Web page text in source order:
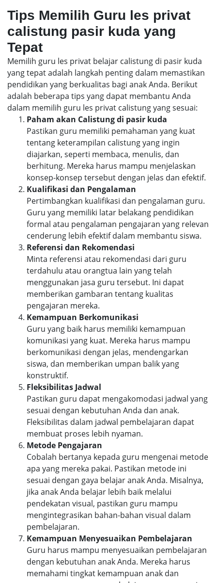
Tips Memilih Guru les privat
calistung pasir kuda yang
Tepat
Memilih guru les privat belajar calistung di pasir kuda
yang tepat adalah langkah penting dalam memastikan
pendidikan yang berkualitas bagi anak Anda. Berikut
adalah beberapa tips yang dapat membantu Anda
dalam memilih guru les privat calistung yang sesuai:
Paham akan Calistung di pasir kuda
Pastikan guru memiliki pemahaman yang kuat
tentang keterampilan calistung yang ingin
diajarkan, seperti membaca, menulis, dan
berhitung. Mereka harus mampu menjelaskan
konsep-konsep tersebut dengan jelas dan efektif.
Kualifikasi dan Pengalaman
Pertimbangkan kualifikasi dan pengalaman guru.
Guru yang memiliki latar belakang pendidikan
formal atau pengalaman pengajaran yang relevan
cenderung lebih efektif dalam membantu siswa.
Referensi dan Rekomendasi
Minta referensi atau rekomendasi dari guru
terdahulu atau orangtua lain yang telah
menggunakan jasa guru tersebut. Ini dapat
memberikan gambaran tentang kualitas
pengajaran mereka.
Kemampuan Berkomunikasi
Guru yang baik harus memiliki kemampuan
komunikasi yang kuat. Mereka harus mampu
berkomunikasi dengan jelas, mendengarkan
siswa, dan memberikan umpan balik yang
konstruktif.
Fleksibilitas Jadwal
Pastikan guru dapat mengakomodasi jadwal yang
sesuai dengan kebutuhan Anda dan anak.
Fleksibilitas dalam jadwal pembelajaran dapat
membuat proses lebih nyaman.
Metode Pengajaran
Cobalah bertanya kepada guru mengenai metode
apa yang mereka pakai. Pastikan metode ini
sesuai dengan gaya belajar anak Anda. Misalnya,
jika anak Anda belajar lebih baik melalui
pendekatan visual, pastikan guru mampu
mengintegrasikan bahan-bahan visual dalam
pembelajaran.
Kemampuan Menyesuaikan Pembelajaran
Guru harus mampu menyesuaikan pembelajaran
dengan kebutuhan anak Anda. Mereka harus
memahami tingkat kemampuan anak dan